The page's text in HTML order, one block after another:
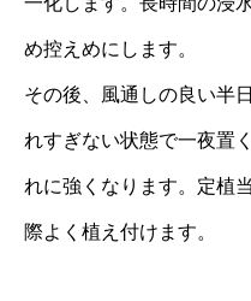
め控えめにします。
その後、風通しの良い半
れすぎない状態で一夜置
れに強くなります。定植
際よく植え付けます。